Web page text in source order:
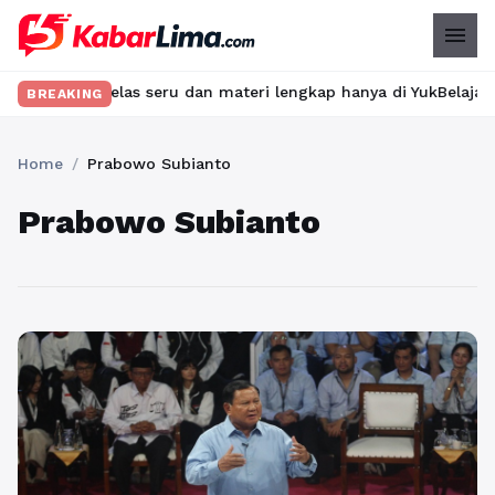
menu
BREAKING
seru dan materi lengkap hanya di YukBelajar.com.
Home / Prabowo Subianto
Prabowo Subianto